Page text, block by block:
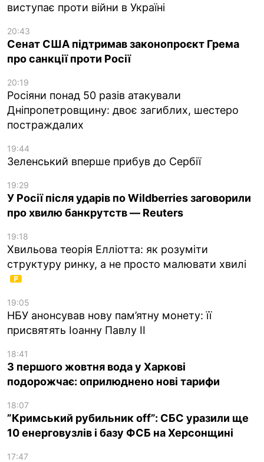
виступає проти війни в Україні
20:43
Сенат США підтримав законопроєкт Грема
про санкції проти Росії
20:19
Росіяни понад 50 разів атакували
Дніпропетровщину: двоє загиблих, шестеро
постраждалих
19:44
Зеленський вперше прибув до Сербії
19:29
У Росії після ударів по Wildberries заговорили
про хвилю банкрутств — Reuters
19:18
Хвильова теорія Елліотта: як розуміти
структуру ринку, а не просто малювати хвилі
19:05
НБУ анонсував нову пам’ятну монету: її
присвятять Іоанну Павлу II
18:41
З першого жовтня вода у Харкові
подорожчає: оприлюднено нові тарифи
18:07
”Кримський рубильник off”: СБС уразили ще
10 енерговузлів і базу ФСБ на Херсонщині
17:47